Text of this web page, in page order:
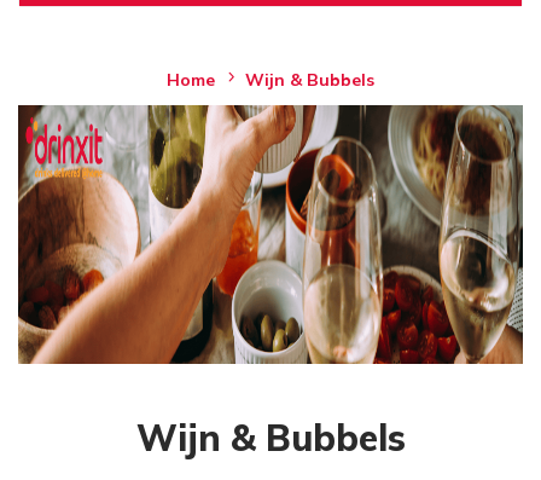
Home Wijn & Bubbels
Wijn & Bubbels